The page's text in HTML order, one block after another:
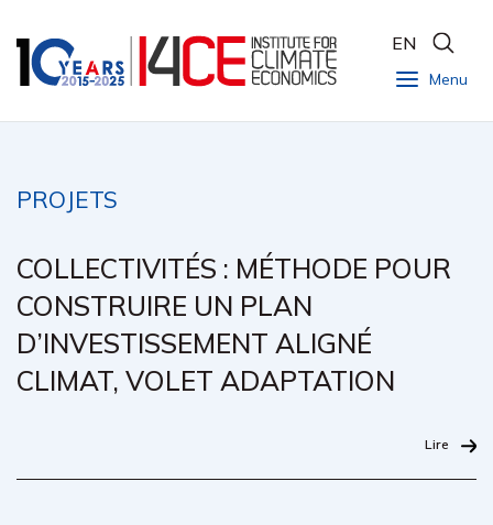
Menu
EN
PROJETS
COLLECTIVITÉS : MÉTHODE POUR
CONSTRUIRE UN PLAN
D’INVESTISSEMENT ALIGNÉ
CLIMAT, VOLET ADAPTATION
Lire